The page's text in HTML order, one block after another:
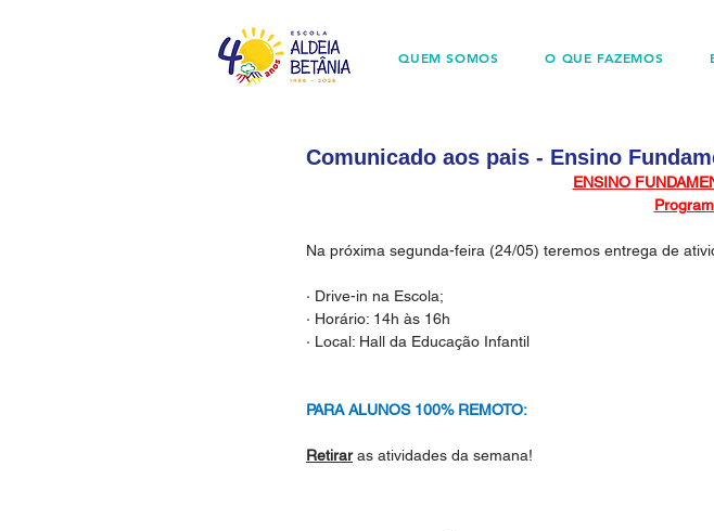
QUEM SOMOS O QUE FAZEMOS
Comunicado aos pais - Ensino
ENSINO
Na próxima segunda-feira (24/05) teremos entrega de
· Drive-in na Escola;
· Horário: 14h às 16h
· Local: Hall da Educação Infantil
PARA ALUNOS 100% REMOTO:
Retirar as atividades da semana!